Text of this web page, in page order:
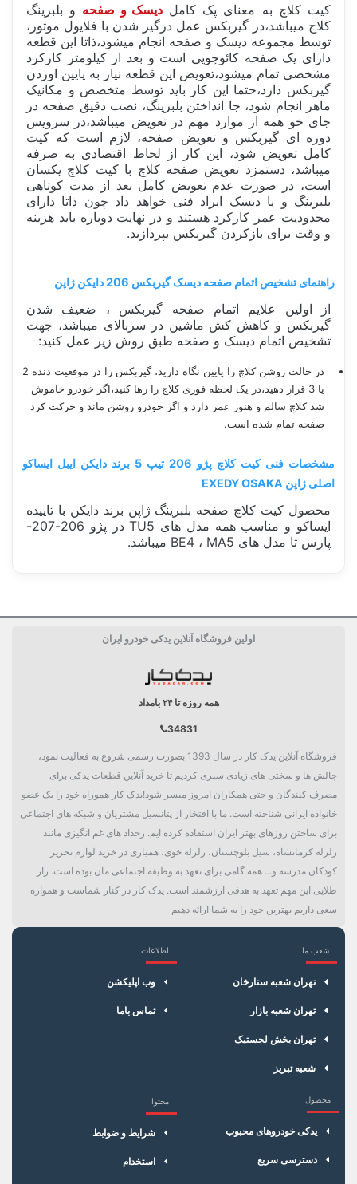
کیت کلاچ به معنای پک کاملدیسک و صفحه و بلبرینگ
کلاج میباشد،در گیربکس عمل درگیر شدن با فلایول موتور،
توسط مجموعه دیسک و صفحه انجام میشود،ذاتا این قطعه
دارای یک صفحه کائوچویی است و بعد از کیلومتر کارکرد
مشخصی تمام میشود،تعویض این قطعه نیاز به پایین اوردن
گیربکس دارد،حتما این کار باید توسط متخصص و مکانیک
ماهر انجام شود، جا انداختن بلبرینگ، نصب دقیق صفحه در
جای خو همه از موارد مهم در تعویض میباشد،در سرویس
دوره ای گیربکس و تعویض صفحه، لازم است که کیت
کامل تعویض شود، این کار از لحاظ اقتصادی به صرفه
میباشد، دستمزد تعویض صفحه کلاچ با کیت کلاچ یکسان
است، در صورت عدم تعویض کامل بعد از مدت کوتاهی
بلبرینگ و یا دیسک ایراد فنی خواهد داد چون ذاتا دارای
محدودیت عمر کارکرد هستند و در نهایت دوباره باید هزینه
و وقت برای بازکردن گیربکس بپردازید.
راهنمای تشخیص اتمام صفحه دیسک گیربکس 206 دایکن ژاپن
از اولین علایم اتمام صفحه گیربکس ، ضعیف شدن
گیربکس و کاهش کش ماشین در سربالای میباشد، جهت
تشخیص اتمام دیسک و صفحه طبق روش زیر عمل کنید:
در حالت روشن کلاچ را پایین نگاه دارید، گیربکس را در موقعیت دنده 2
یا 3 قرار دهید،در یک لحظه فوری کلاچ را رها کنید،اگر خودرو خاموش
شد کلاچ سالم و هنوز عمر دارد و اگر خودرو روشن ماند و حرکت کرد
صفحه تمام شده است.
مشخصات فنی کیت کلاچ پژو 206 تیپ 5 برند دایکن ایبل ایساکو
اصلی ژاپن EXEDY OSAKA
محصول کیت کلاچ صفحه بلبرینگ ژاپن برند دایکن با تاییده
ایساکو و مناسب همه مدل های TU5 در پژو 206-207-
پارس تا مدل های BE4 ، MA5 میباشد.
دیسک و صفحه
اولین فروشگاه آنلاین یدکی خودرو ایران
همه روزه تا ۲۴ بامداد
34831
فروشگاه آنلاین یدک کار در سال 1393 بصورت رسمی شروع به فعالیت نمود،
چالش ها و سختی های زیادی سپری کردیم تا خرید آنلاین قطعات یدکی برای
مصرف کنندگان و حتی همکاران امروز میسر شود!یدک کار هموراه خود را یک عضو
خانواده ایرانی شناخته است. ما با افتخار از پتانسیل مشتریان و شبکه های اجتماعی
برای ساختن روزهای بهتر ایران استفاده کرده ایم. رخداد های غم انگیزی مانند
زلزله کرمانشاه، سیل بلوچستان، زلزله خوی، همیاری در خرید لوازم تحریر
کودکان مدرسه و... همه گامی برای تعهد به وظیفه اجتماعی مان بوده است. راز
طلایی این مهم تعهد به هدفی ارزشمند است. یدک کار در کنار شماست و همواره
سعی داریم بهترین خود را به شما ارائه دهیم
شعب ما
تهران شعبه ستارخان
تهران شعبه بازار
تهران بخش لجستیک
شعبه تبریز
اطلاعات
وب اپلیکشن
تماس باما
محصول
یدکی خودروهای محبوب
دسترسی سریع
محتوا
شرایط و ضوابط
استخدام
×